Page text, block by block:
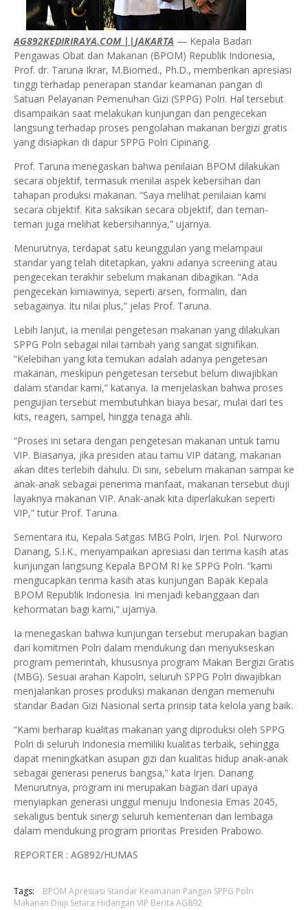
AG892KEDIRIRAYA.COM ||JAKARTA — Kepala Badan
Pengawas Obat dan Makanan (BPOM) Republik Indonesia,
Prof. dr. Taruna Ikrar, M.Biomed., Ph.D., memberikan apresiasi
tinggi terhadap penerapan standar keamanan pangan di
Satuan Pelayanan Pemenuhan Gizi (SPPG) Polri. Hal tersebut
disampaikan saat melakukan kunjungan dan pengecekan
langsung terhadap proses pengolahan makanan bergizi gratis
yang disiapkan di dapur SPPG Polri Cipinang.
Prof. Taruna menegaskan bahwa penilaian BPOM dilakukan
secara objektif, termasuk menilai aspek kebersihan dan
tahapan produksi makanan. “Saya melihat penilaian kami
secara objektif. Kita saksikan secara objektif, dan teman-
teman juga melihat kebersihannya,” ujarnya.
Menurutnya, terdapat satu keunggulan yang melampaui
standar yang telah ditetapkan, yakni adanya screening atau
pengecekan terakhir sebelum makanan dibagikan. “Ada
pengecekan kimiawinya, seperti arsen, formalin, dan
sebagainya. Itu nilai plus,” jelas Prof. Taruna.
Lebih lanjut, ia menilai pengetesan makanan yang dilakukan
SPPG Polri sebagai nilai tambah yang sangat signifikan.
“Kelebihan yang kita temukan adalah adanya pengetesan
makanan, meskipun pengetesan tersebut belum diwajibkan
dalam standar kami,” katanya. Ia menjelaskan bahwa proses
pengujian tersebut membutuhkan biaya besar, mulai dari tes
kits, reagen, sampel, hingga tenaga ahli.
“Proses ini setara dengan pengetesan makanan untuk tamu
VIP. Biasanya, jika presiden atau tamu VIP datang, makanan
akan dites terlebih dahulu. Di sini, sebelum makanan sampai ke
anak-anak sebagai penerima manfaat, makanan tersebut diuji
layaknya makanan VIP. Anak-anak kita diperlakukan seperti
VIP,” tutur Prof. Taruna.
Sementara itu, Kepala Satgas MBG Polri, Irjen. Pol. Nurworo
Danang, S.I.K., menyampaikan apresiasi dan terima kasih atas
kunjungan langsung Kepala BPOM RI ke SPPG Polri. “kami
mengucapkan terima kasih atas kunjungan Bapak Kepala
BPOM Republik Indonesia. Ini menjadi kebanggaan dan
kehormatan bagi kami,” ujarnya.
Ia menegaskan bahwa kunjungan tersebut merupakan bagian
dari komitmen Polri dalam mendukung dan menyukseskan
program pemerintah, khususnya program Makan Bergizi Gratis
(MBG). Sesuai arahan Kapolri, seluruh SPPG Polri diwajibkan
menjalankan proses produksi makanan dengan memenuhi
standar Badan Gizi Nasional serta prinsip tata kelola yang baik.
“Kami berharap kualitas makanan yang diproduksi oleh SPPG
Polri di seluruh Indonesia memiliki kualitas terbaik, sehingga
dapat meningkatkan asupan gizi dan kualitas hidup anak-anak
sebagai generasi penerus bangsa,” kata Irjen. Danang.
Menurutnya, program ini merupakan bagian dari upaya
menyiapkan generasi unggul menuju Indonesia Emas 2045,
sekaligus bentuk sinergi seluruh kementerian dan lembaga
dalam mendukung program prioritas Presiden Prabowo.
REPORTER : AG892/HUMAS
Tags:
BPOM Apresiasi Standar Keamanan Pangan SPPG Polri
Makanan Diuji Setara Hidangan VIP Berita AG892